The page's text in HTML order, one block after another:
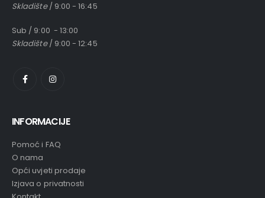
Skladište/ 9:00 - 16:45
Sub / 9:00 - 13:00
Skladište/ 9:00 - 12:45
INFORMACIJE
Pomoć i FAQ
O nama
Opći uvjeti prodaje
Izjava o privatnosti